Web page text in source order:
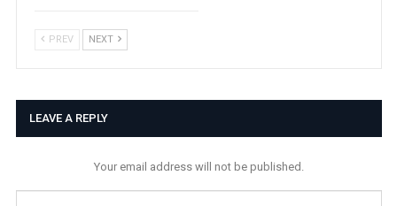
PREV NEXT
LEAVE A REPLY
Your email address will not be published.